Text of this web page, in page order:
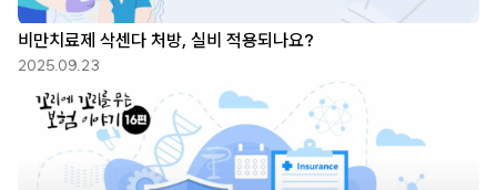
비만치료제 삭센다 처방, 실비 적용되나요?
2025.09.23